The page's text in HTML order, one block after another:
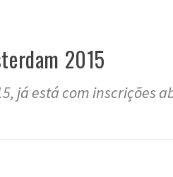
2015
já está com inscrições